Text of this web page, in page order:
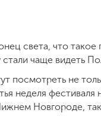
света, что
чаще видеть
посмотреть не
неделя
Новгороде, так